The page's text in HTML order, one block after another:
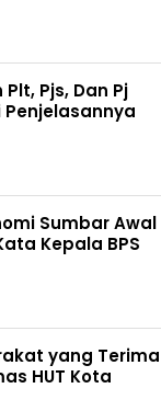
Pjs, Dan Pj
Penjelasannya
Sumbar Awal
Kepala BPS
yang Terima
HUT Kota